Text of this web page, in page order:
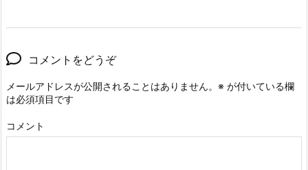
コメントをどうぞ
メールアドレスが公開されることはありません。 ※ が付いている欄
は必須項目です
コメント